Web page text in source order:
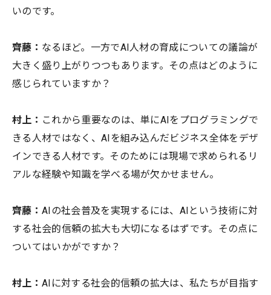
いのです。
齊藤： なるほど。一方でAI人材の育成についての議論が
大きく盛り上がりつつもあります。その点はどのように
感じられていますか？
村上： これから重要なのは、単にAIをプログラミングで
きる人材ではなく、AIを組み込んだビジネス全体をデザ
インできる人材です。そのためには現場で求められるリ
アルな経験や知識を学べる場が欠かせません。
齊藤： AIの社会普及を実現するには、AIという技術に対
する社会的信頼の拡大も大切になるはずです。その点に
ついてはいかがですか？
村上： AIに対する社会的信頼の拡大は、私たちが目指す